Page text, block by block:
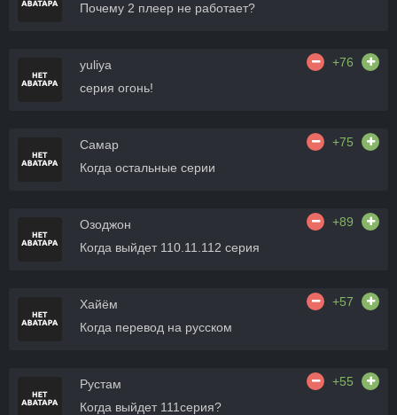
Почему 2 плеер не работает?
yuliya
+76
серия огонь!
Самар
+75
Когда остальные серии
Озоджон
+89
Когда выйдет 110.11.112 серия
Хайём
+57
Когда перевод на русском
Рустам
+55
Когда выйдет 111серия?